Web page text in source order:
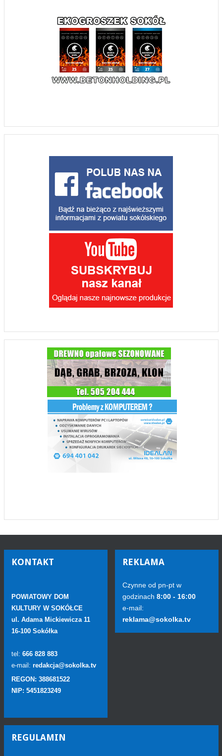
KONTAKT
POWIATOWY DOM
KULTURY W SOKÓŁCE
ul. Adama Mickiewicza 11
16-100 Sokółka
tel: 666 828 883
e-mail: redakcja@sokolka.tv
REGON: 388681522
NIP: 5451823249
REKLAMA
Czynne od pn-pt w
godzinach 8:00 - 16:00
e-mail:
reklama@sokolka.tv
REGULAMIN